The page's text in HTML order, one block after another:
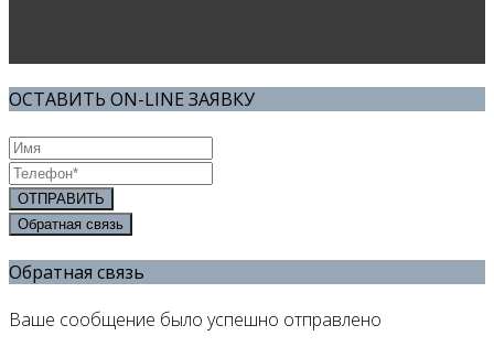
ОСТАВИТЬ ON-LINE ЗАЯВКУ
ОТПРАВИТЬ
Обратная связь
Обратная связь
Ваше сообщение было успешно отправлено